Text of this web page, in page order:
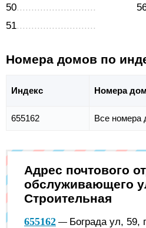
50
51
Номера домов по
Индекс Номера
655162 Все номера
Адрес почтового
обслуживающего
Строительная
655162 — Бограда ул, 59,